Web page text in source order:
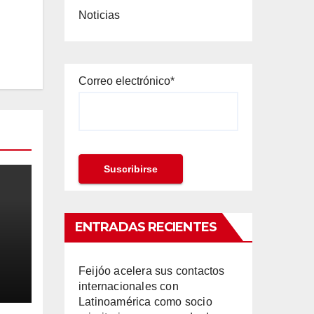
Noticias
Correo electrónico*
ENTRADAS RECIENTES
Feijóo acelera sus contactos
internacionales con
Latinoamérica como socio